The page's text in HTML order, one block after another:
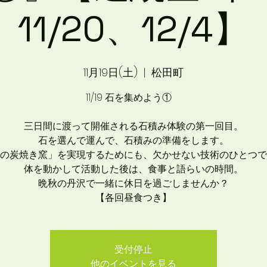
11/20、12/4】
11月19日(土)
  |
松田町
11/19 石を集めよう①
三日間に渡って開催される石積み体験の第一回目。
石を選んで運んで、石積みの準備をします。
炭焼き窯」を実現するためにも、欠かせない技術のひとつ
体を動かして活動した後は、食事と語らいの時間。
晩秋の丹沢で一緒に休日を過ごしませんか？
【各回昼食つき】
受付停止
他のイベントを見る